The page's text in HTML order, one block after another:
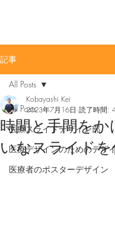
記事
All Posts
医療スライドデザイン部
医療デザインのためのデザ
医療者のポスターデザイン
All Posts
時間と手間を
いなスライド
Kobayashi Kei
2023年7月16日 読了時間: